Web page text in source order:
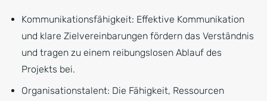
Kommunikationsfähigkeit: Effektive Kommunikation
und klare Zielvereinbarungen fördern das Verständnis
und tragen zu einem reibungslosen Ablauf des
Projekts bei.
Organisationstalent: Die Fähigkeit, Ressourcen